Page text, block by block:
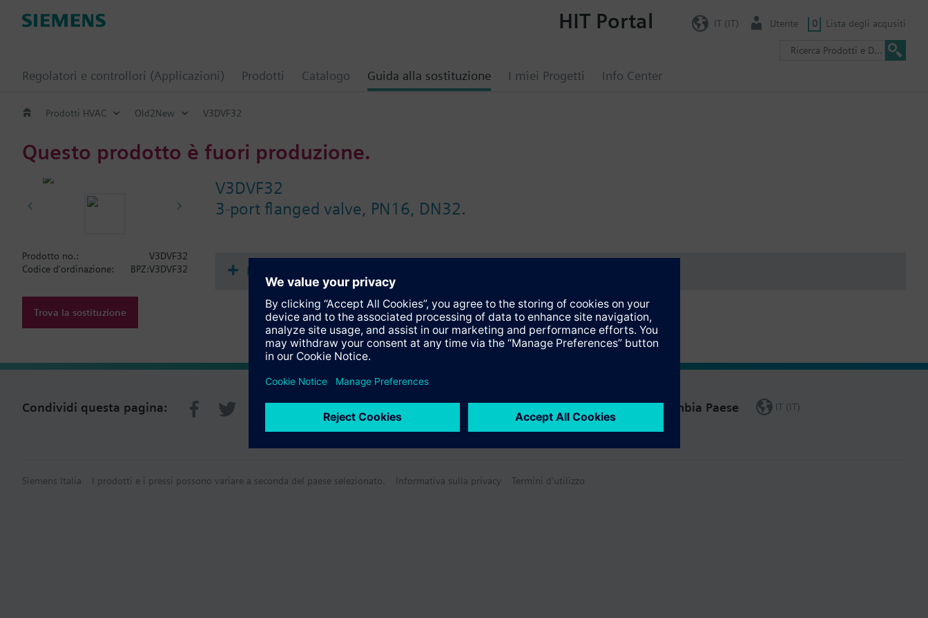
Regolatori e controllori (Applicazioni) Prodotti Catalogo Guida alla sostituzione I miei Progetti Info Center
HIT Portal IT (IT) Utente 0 Lista degli acqusiti
Prodotti HVAC Old2New V3DVF32
Questo prodotto è fuori produzione.
V3DVF32
3-port flanged valve, PN16, DN32.
Prodotto no.:
V3DVF32
Codice d'ordinazione:
BPZ:V3DVF32
Trova la sostituzione
Documenti
Condividi questa pagina: Cambia Paese IT (IT)
Siemens Italia I prodotti e i pressi possono variare a seconda del paese selezionato. Informativa sulla privacy Termini d'utilizzo